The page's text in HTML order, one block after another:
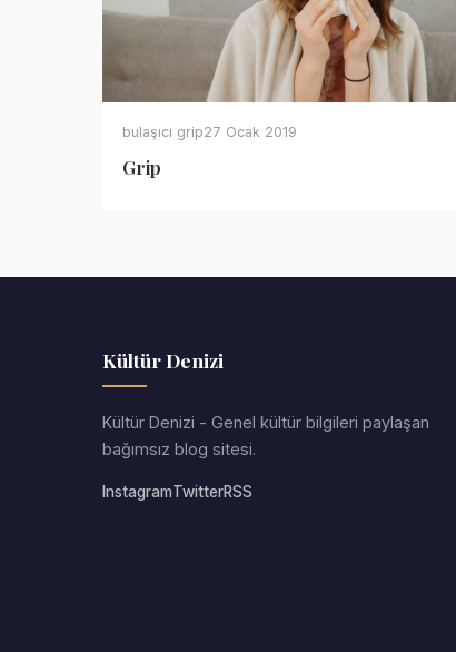
bulaşıcı grip27 Ocak 2019
Grip
Kültür Denizi
Kültür Denizi - Genel kültür bilgileri paylaşan
bağımsız blog sitesi.
InstagramTwitterRSS